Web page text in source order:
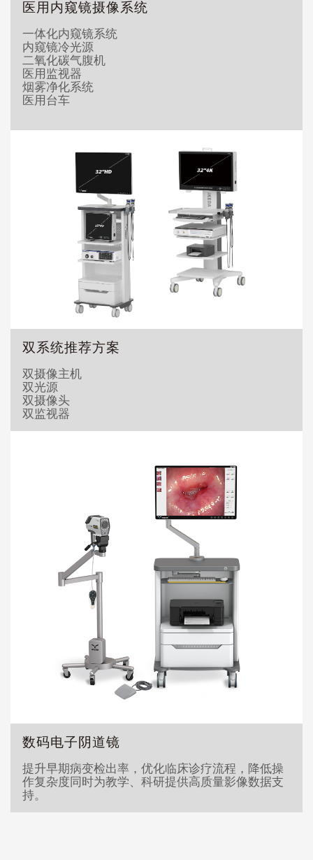
医用内窥镜摄像系统
一体化内窥镜系统
内窥镜冷光源
二氧化碳气腹机
医用监视器
烟雾净化系统
医用台车
双系统推荐方案
双摄像主机
双光源
双摄像头
双监视器
数码电子阴道镜
提升早期病变检出率，优化临床诊疗流程，降低操
作复杂度同时为教学、科研提供高质量影像数据支
持。